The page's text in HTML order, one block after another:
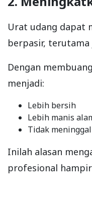
Urat udang dapat
berpasir, terutama
Dengan
menjadi:
Lebih bersih
Lebih manis
Tidak
Inilah alasan
profesional